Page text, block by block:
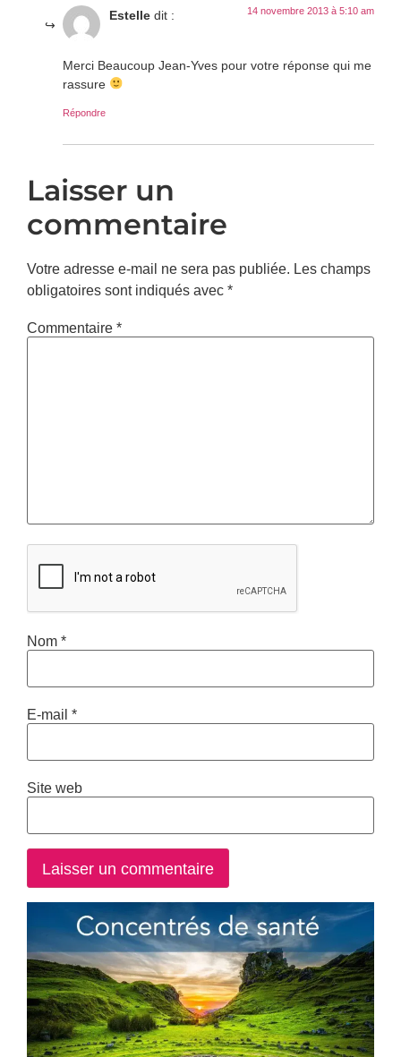
Estelle dit : 14 novembre 2013 à 5:10 am
Merci Beaucoup Jean-Yves pour votre réponse qui me
rassure
Répondre
Laisser un
commentaire
Votre adresse e-mail ne sera pas publiée. Les champs
obligatoires sont indiqués avec*
Commentaire*
Nom*
E-mail *
Site web